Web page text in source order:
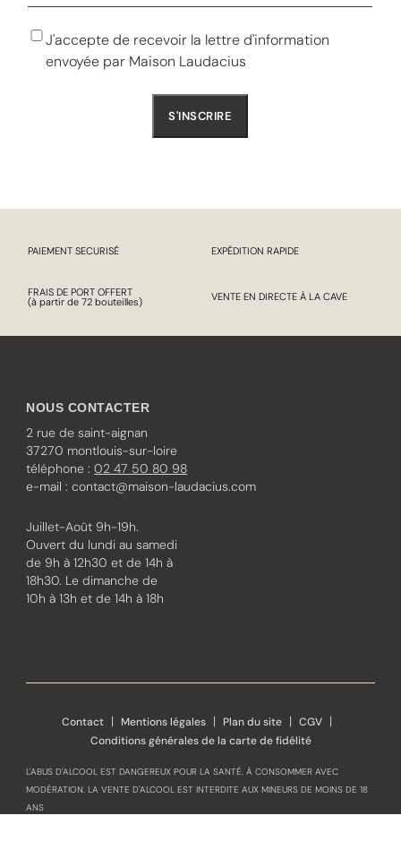
RGPDJ'accepte de recevoir la lettre d'information
envoyée par Maison Laudacius
PAIEMENT SECURISÉ EXPÉDITION RAPIDE
FRAIS DE PORT OFFERT
(à partir de 72 bouteilles) VENTE EN DIRECTE À LA CAVE
NOUS CONTACTER
2 rue de saint-aignan
37270 montlouis-sur-loire
téléphone :02 47 50 80 98
e-mail :contact@maison-laudacius.com
Juillet-Août 9h-19h.
Ouvert du lundi au samedi
de 9h à 12h30 et de 14h à
18h30. Le dimanche de
10h à 13h et de 14h à 18h
Contact Mentions légales Plan du site
CGV
Conditions générales de la carte de fidélité
L'ABUS D'ALCOOL EST DANGEREUX POUR LA SANTÉ. À CONSOMMER AVEC
MODÉRATION. LA VENTE D'ALCOOL EST INTERDITE AUX MINEURS DE MOINS DE 18
ANS